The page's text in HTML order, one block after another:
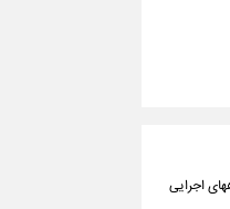
اجرایی